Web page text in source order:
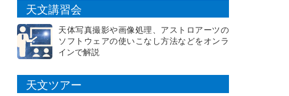
天文講習会
天体写真撮影や画像処理、アストロアーツの
ソフトウェアの使いこなし方法などをオンラ
インで解説
天文ツアー